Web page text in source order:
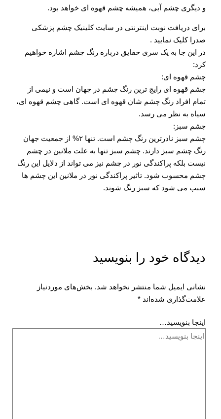
و دیگری چشم آبی، همیشه چشم قهوه ای خواهد بود.
برای دریافت نوبت اینترنتی در سایت کلینیک چشم پزشکی
صدرا کلیک نمایید .
در این جا به یک سری حقایق درباره رنگ چشم اشاره خواهیم
کرد:
چشم قهوه ای:
چشم قهوه ای رایج ترین رنگ چشم در جهان است و نیمی از
تمام افراد رنگ چشم شان قهوه ای است. گاهی چشم قهوه ای،
سیاه به نظر می رسد.
چشم سبز:
چشم سبز نادرترین رنگ چشم است. تنها ۲% از جمعیت جهان
رنگ چشم سبز دارند. چشم سبز تنها به علت ملانین در چشم
نیست بلکه پراکندگی نور در چشم نیز می تواند از دلایل این رنگ
چشم محسوب شود. تاثیر پراکندگی نور در ملانین این چشم ها
سبب می شود که سبز رنگ شوند.
دیدگاه‌ خود را بنویسید
نشانی ایمیل شما منتشر نخواهد شد. بخش‌های موردنیاز
علامت‌گذاری شده‌اند*
اینجا بنویسید…